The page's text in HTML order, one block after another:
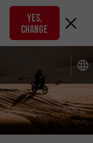
YES,
CHANGE